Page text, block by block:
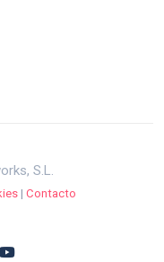
S.L.
| Contacto